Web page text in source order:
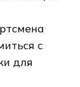
с
для